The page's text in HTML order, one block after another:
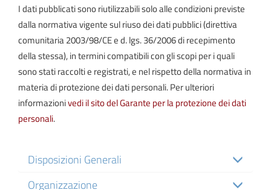
I dati pubblicati sono riutilizzabili solo alle condizioni previste
dalla normativa vigente sul riuso dei dati pubblici (direttiva
comunitaria 2003/98/CE e d. lgs. 36/2006 di recepimento
della stessa), in termini compatibili con gli scopi per i quali
sono stati raccolti e registrati, e nel rispetto della normativa in
materia di protezione dei dati personali. Per ulteriori
informazionivedi il sito del Garante per la protezione dei dati
personali.
Disposizioni Generali
Organizzazione